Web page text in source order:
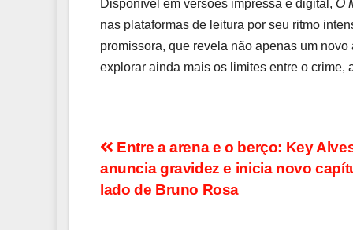
Disponível em versões impressa e digital, O
nas plataformas de leitura por seu ritmo
promissora, que revela não apenas um
explorar ainda mais os limites entre o crime,
Navegação
de
Entre a arena e o berço: Key
anuncia gravidez e inicia novo
lado de Bruno Rosa